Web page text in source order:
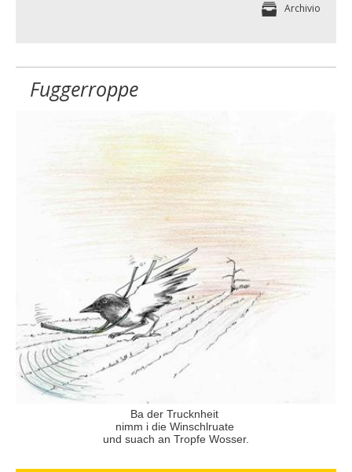
Archivio
Fuggerroppe
Ba der Trucknheit
nimm i die Winschlruate
und suach an Tropfe Wosser.